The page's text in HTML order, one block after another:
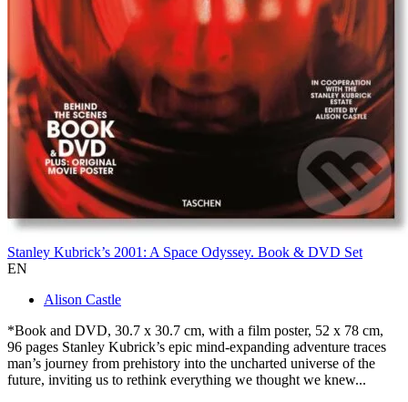
Stanley Kubrick’s 2001: A Space Odyssey. Book & DVD Set
EN
Alison Castle
*Book and DVD, 30.7 x 30.7 cm, with a film poster, 52 x 78 cm,
96 pages Stanley Kubrick’s epic mind-expanding adventure traces
man’s journey from prehistory into the uncharted universe of the
future, inviting us to rethink everything we thought we knew...